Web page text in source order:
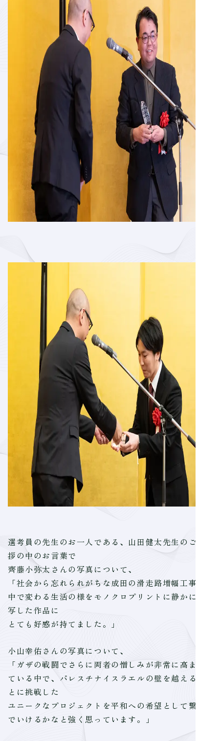
選考員の先生のお一人である、山田健太先生のご挨
拶の中のお言葉で
齊藤小弥太さんの写真について、
「社会から忘れられがちな成田の滑走路増幅工事の
中で変わる生活の様をモノクロプリントに静かに描
写した作品に
とても好感が持てました。」
小山幸佑さんの写真について、
「ガザの戦闘でさらに両者の憎しみが非常に高まっ
ている中で、パレスチナイスラエルの壁を越えるこ
とに挑戦した
ユニークなプロジェクトを平和への希望として繋い
でいけるかなと強く思っています。」